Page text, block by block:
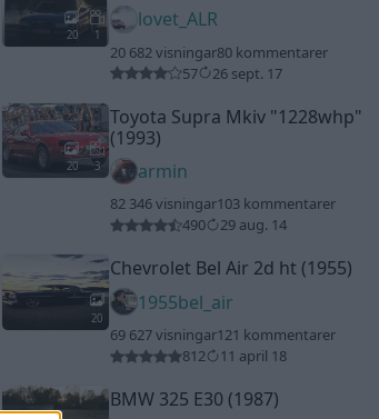
20 1
lovet_ALR
20 682 visningar80 kommentarer
57
26 sept. 17
20 3
Toyota Supra Mkiv "1228whp"
(1993)
armin
82 346 visningar103 kommentarer
490
29 aug. 14
20
Chevrolet Bel Air 2d ht (1955)
1955bel_air
69 627 visningar121 kommentarer
812
11 april 18
BMW 325 E30 (1987)